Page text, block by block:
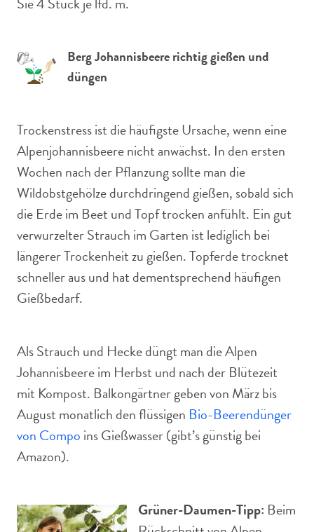
Berg Johannisbeere richtig gießen und
düngen
Trockenstress ist die häufigste Ursache, wenn eine
Alpenjohannisbeere nicht anwächst. In den ersten
Wochen nach der Pflanzung sollte man die
Wildobstgehölze durchdringend gießen, sobald sich
die Erde im Beet und Topf trocken anfühlt. Ein gut
verwurzelter Strauch im Garten ist lediglich bei
längerer Trockenheit zu gießen. Topferde trocknet
schneller aus und hat dementsprechend häufigen
Gießbedarf.
Als Strauch und Hecke düngt man die Alpen
Johannisbeere im Herbst und nach der Blütezeit
mit Kompost. Balkongärtner geben von März bis
August monatlich den flüssigen Bio-Beerendünger
von Compo ins Gießwasser (gibt’s günstig bei
Amazon).
Grüner-Daumen-Tipp: Beim